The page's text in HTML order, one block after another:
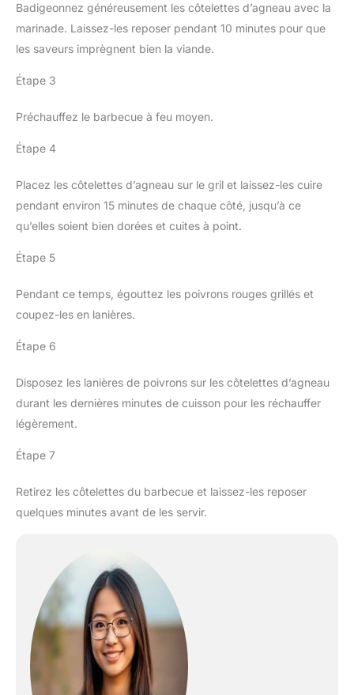
Badigeonnez généreusement les côtelettes d’agneau avec la
marinade. Laissez-les reposer pendant 10 minutes pour que
les saveurs imprègnent bien la viande.
Étape 3
Préchauffez le barbecue à feu moyen.
Étape 4
Placez les côtelettes d’agneau sur le gril et laissez-les cuire
pendant environ 15 minutes de chaque côté, jusqu’à ce
qu’elles soient bien dorées et cuites à point.
Étape 5
Pendant ce temps, égouttez les poivrons rouges grillés et
coupez-les en lanières.
Étape 6
Disposez les lanières de poivrons sur les côtelettes d’agneau
durant les dernières minutes de cuisson pour les réchauffer
légèrement.
Étape 7
Retirez les côtelettes du barbecue et laissez-les reposer
quelques minutes avant de les servir.